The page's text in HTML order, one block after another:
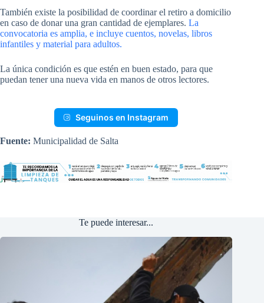
También existe la posibilidad de coordinar el retiro a domicilio
en caso de donar una gran cantidad de ejemplares. La
convocatoria es amplia, e incluye cuentos, novelas, libros
infantiles y material para adultos.
La única condición es que estén en buen estado, para que
puedan tener una nueva vida en manos de otros lectores.
Seguinos en Instagram
Fuente: Municipalidad de Salta
Te puede interesar...